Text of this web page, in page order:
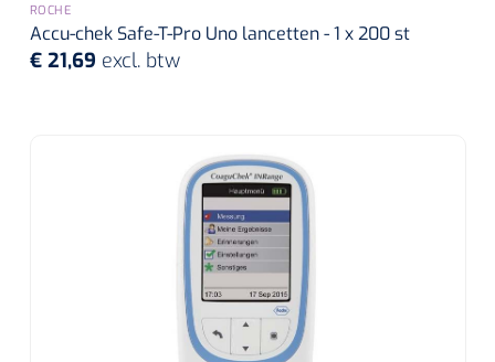
Siliconen verbanden
Kleeflaag removers
Verbandhaakjes
ROCHE
Accu-chek Safe-T-Pro Uno lancetten - 1 x 200 st
€ 21,69 excl. btw